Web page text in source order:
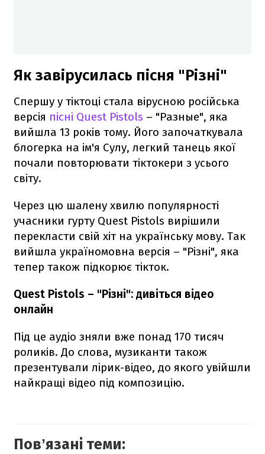
Як завірусилась пісня "Різні"
Спершу у тіктоці стала вірусною російська
версія пісні Quest Pistols – "Разные", яка
вийшла 13 років тому. Його започаткувала
блогерка на ім'я Сулу, легкий танець якої
почали повторювати тіктокери з усього
світу.
Через цю шалену хвилю популярності
учасники гурту Quest Pistols вирішили
перекласти свій хіт на українську мову. Так
вийшла україномовна версія – "Різні", яка
тепер також підкорює тікток.
Quest Pistols – "Різні": дивіться відео
онлайн
Під це аудіо зняли вже понад 170 тисяч
роликів. До слова, музиканти також
презентували лірик-відео, до якого увійшли
найкращі відео під композицію.
Повʼязані теми: